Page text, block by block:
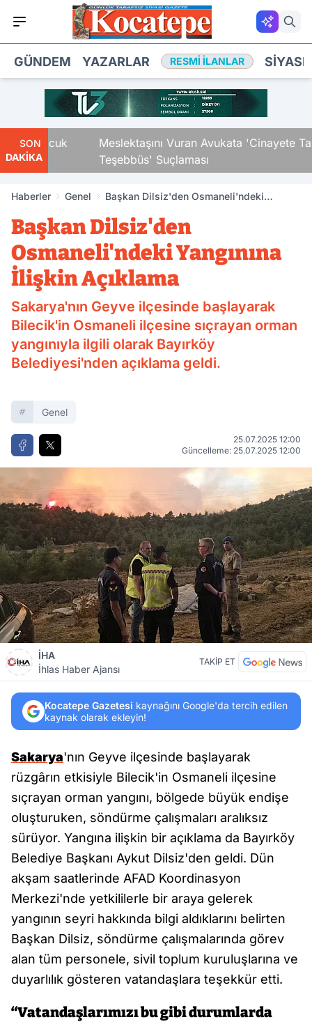
GÜNDEM YAZARLAR RESMI İLANLAR
SON
DAKİKA
Çocuk
Meslektaşını Vuran Avukata 'Cinayete Tam
Teşebbüs' Suçlaması
Haberler Genel
Başkan Dilsiz'den Osmaneli'ndeki
Başkan Dilsiz'den
Osmaneli'ndeki Yangınına
İlişkin Açıklama
Sakarya'nın Geyve ilçesinde başlayarak
Bilecik'in Osmaneli ilçesine sıçrayan orman
yangınıyla ilgili olarak Bayırköy
Belediyesi'nden açıklama geldi.
Genel
25.07.2025 12:00
Güncelleme: 25.07.2025 12:00
İHA
İhlas Haber Ajansı
TAKİP ET
Kocatepe Gazetesi kaynağını Google'da tercih edilen
kaynak olarak ekleyin!
Sakarya'nın Geyve ilçesinde başlayarak
rüzgârın etkisiyle Bilecik'in Osmaneli ilçesine
sıçrayan orman yangını, bölgede büyük endişe
oluşturuken, söndürme çalışmaları aralıksız
sürüyor. Yangına ilişkin bir açıklama da Bayırköy
Belediye Başkanı Aykut Dilsiz'den geldi. Dün
akşam saatlerinde AFAD Koordinasyon
Merkezi'nde yetkililerle bir araya gelerek
yangının seyri hakkında bilgi aldıklarını belirten
Başkan Dilsiz, söndürme çalışmalarında görev
alan tüm personele, sivil toplum kuruluşlarına ve
duyarlılık gösteren vatandaşlara teşekkür etti.
“Vatandaşlarımızı bu gibi durumlarda